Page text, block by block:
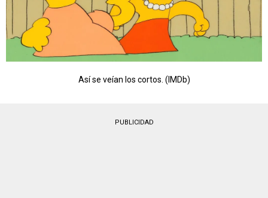
Así se veían los cortos. (IMDb)
PUBLICIDAD